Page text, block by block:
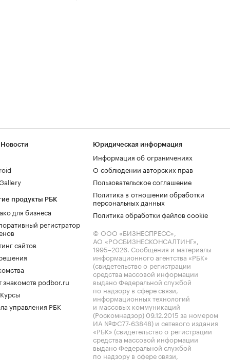
продукты РБК
для бизнеса
регистратор
сайтов
знакомств podbor.ru
управления РБК
Юридическая информация
Информация об ограничениях
О соблюдении авторских прав
Пользовательское соглашение
Политика в отношении обработки
персональных данных
Политика обработки файлов cookie
© ООО «БИЗНЕСПРЕСС»,
АО «РОСБИЗНЕСКОНСАЛТИНГ»,
1995–2026. Сообщения и материалы
информационного агентства «РБК»
(свидетельство о регистрации
средства массовой информации
выдано Федеральной службой
по надзору в сфере связи,
информационных технологий
и массовых коммуникаций
(Роскомнадзор) 09.12.2015 за номером
ИА №ФС77-63848) и сетевого издания
«РБК» (свидетельство о регистрации
средства массовой информации
выдано Федеральной службой
по надзору в сфере связи,